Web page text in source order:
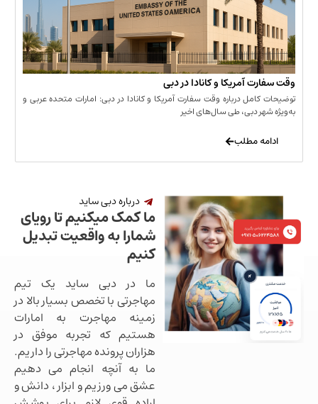
آمریکا و کانادا در دبی
درباره وقت سفارت آمریکا و کانادا در دبی: امارات متحده عربی و
دبی، طی سال‌های اخیر
درباره دبی ساید
ما کمک میکنیم تا رویای
شمارا به واقعیت تبدیل
کنیم
ما در دبی ساید یک تیم
مهاجرتی با تخصص بسیار بالا در
زمینه مهاجرت به امارات
هستیم که تجربه موفق در
هزاران پرونده مهاجرتی را داریم.
ما به آنچه انجام می دهیم
عشق می ورزیم و ابزار ، دانش و